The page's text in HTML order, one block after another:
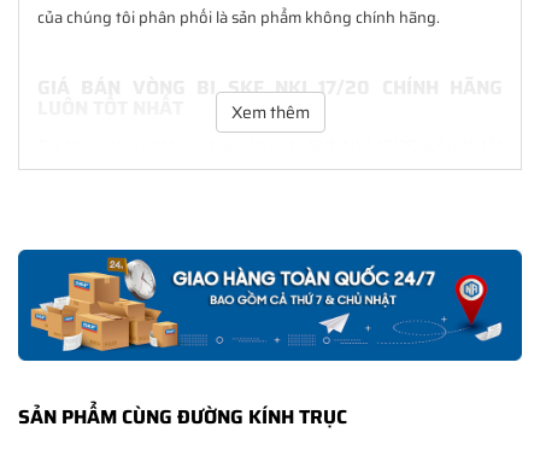
của chúng tôi phân phối là sản phẩm không chính hãng.
GIÁ BÁN VÒNG BI SKF NKI 17/20 CHÍNH HÃNG
nhất với nhiều ưu đãi kèm theo và các dịch vụ hẫu mãi sau bán
CHẾ ĐỘ BẢO HÀNH VÒNG BI SKF NKI 17/20 CHÍNH
HÃNG
Tất cả các sản phẩm SKF chính hãng doSKF Ngọc Anhphân
phối đều được bảo hành chính hãng theo đúng tiêu chuẩn bảo
hành của nhà sản xuất.
Xem thêm
SẢN PHẨM CÙNG ĐƯỜNG KÍNH TRỤC